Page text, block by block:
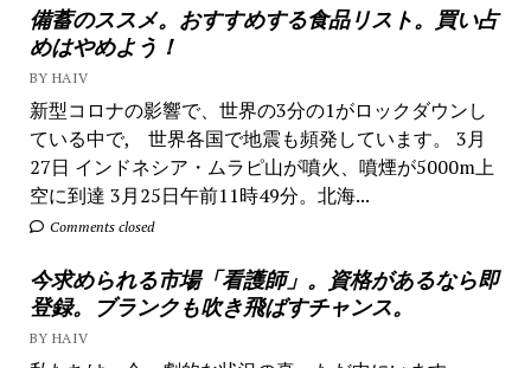
備蓄のススメ。おすすめする食品リスト。買い占
めはやめよう！
BY HAIV
新型コロナの影響で、世界の3分の1がロックダウンし
ている中で, 世界各国で地震も頻発しています。 3月
27日 インドネシア・ムラピ山が噴火、噴煙が5000m上
空に到達 3月25日午前11時49分。北海...
Comments closed
今求められる市場「看護師」。資格があるなら即
登録。ブランクも吹き飛ばすチャンス。
BY HAIV